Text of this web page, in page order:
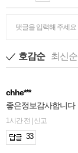
댓글을 입력해 주세요
호감순 최신순
chhe***
좋은정보감사합니다
1시간 전 | 신고
33